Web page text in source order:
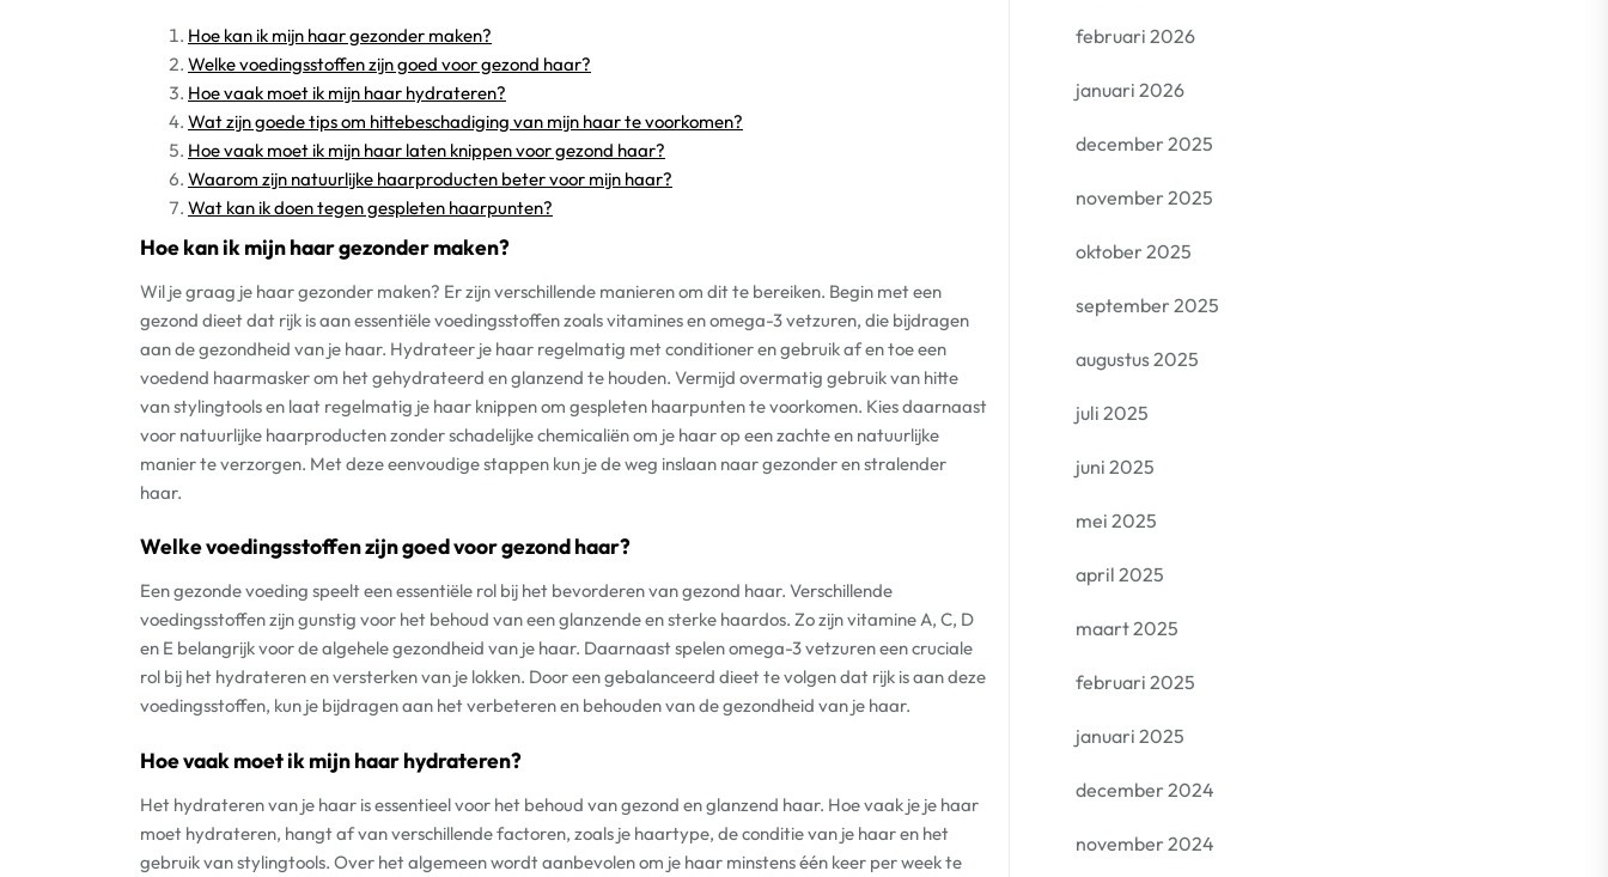
Hoe kan ik mijn haar gezonder maken?
Welke voedingsstoffen zijn goed voor gezond haar?
Hoe vaak moet ik mijn haar hydrateren?
Wat zijn goede tips om hittebeschadiging van mijn haar te voorkomen?
Hoe vaak moet ik mijn haar laten knippen voor gezond haar?
Waarom zijn natuurlijke haarproducten beter voor mijn haar?
Wat kan ik doen tegen gespleten haarpunten?
Hoe kan ik mijn haar gezonder maken?
Wil je graag je haar gezonder maken? Er zijn verschillende manieren om dit te bereiken. Begin met een
gezond dieet dat rijk is aan essentiële voedingsstoffen zoals vitamines en omega-3 vetzuren, die bijdragen
aan de gezondheid van je haar. Hydrateer je haar regelmatig met conditioner en gebruik af en toe een
voedend haarmasker om het gehydrateerd en glanzend te houden. Vermijd overmatig gebruik van hitte
van stylingtools en laat regelmatig je haar knippen om gespleten haarpunten te voorkomen. Kies daarnaast
voor natuurlijke haarproducten zonder schadelijke chemicaliën om je haar op een zachte en natuurlijke
manier te verzorgen. Met deze eenvoudige stappen kun je de weg inslaan naar gezonder en stralender
haar.
Welke voedingsstoffen zijn goed voor gezond haar?
Een gezonde voeding speelt een essentiële rol bij het bevorderen van gezond haar. Verschillende
voedingsstoffen zijn gunstig voor het behoud van een glanzende en sterke haardos. Zo zijn vitamine A, C, D
en E belangrijk voor de algehele gezondheid van je haar. Daarnaast spelen omega-3 vetzuren een cruciale
rol bij het hydrateren en versterken van je lokken. Door een gebalanceerd dieet te volgen dat rijk is aan deze
voedingsstoffen, kun je bijdragen aan het verbeteren en behouden van de gezondheid van je haar.
Hoe vaak moet ik mijn haar hydrateren?
Het hydrateren van je haar is essentieel voor het behoud van gezond en glanzend haar. Hoe vaak je je haar
moet hydrateren, hangt af van verschillende factoren, zoals je haartype, de conditie van je haar en het
gebruik van stylingtools. Over het algemeen wordt aanbevolen om je haar minstens één keer per week te
februari 2026
januari 2026
december 2025
november 2025
oktober 2025
september 2025
augustus 2025
juli 2025
juni 2025
mei 2025
april 2025
maart 2025
februari 2025
januari 2025
december 2024
november 2024